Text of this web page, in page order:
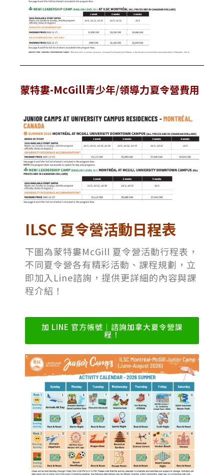
蒙特婁-McGill青少年/領導力夏令營費用
ILSC 夏令營活動日程表
下圖為蒙特婁McGill 夏令營活動行程表，
不同夏令營各有精彩活動、課程規劃，立
即加入Line諮詢，提供更詳細的內容與課
程介紹！
加 LINE 官方帳號｜諮詢加拿大夏令營課
程！